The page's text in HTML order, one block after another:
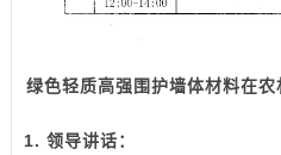
绿色轻质高强围护墙体材料在
1. 领导讲话：